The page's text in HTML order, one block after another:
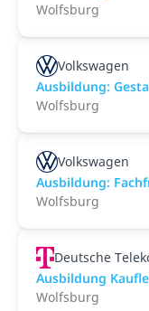
Wolfsburg
Volkswagen
Ausbildung:
Wolfsburg
Volkswagen
Ausbildung:
Wolfsburg
Deutsche
Ausbildung
Wolfsburg